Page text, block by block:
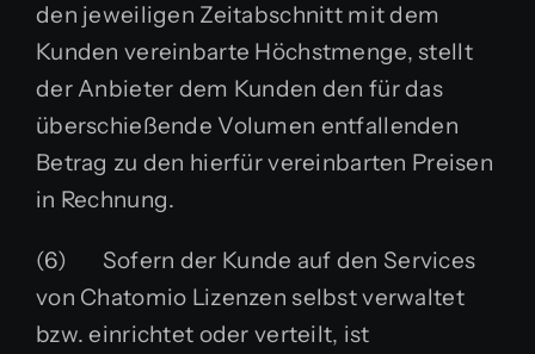
den jeweiligen Zeitabschnitt mit dem
Kunden vereinbarte Höchstmenge, stellt
der Anbieter dem Kunden den für das
überschießende Volumen entfallenden
Betrag zu den hierfür vereinbarten Preisen
in Rechnung.
(6) Sofern der Kunde auf den Services
von Chatomio Lizenzen selbst verwaltet
bzw. einrichtet oder verteilt, ist